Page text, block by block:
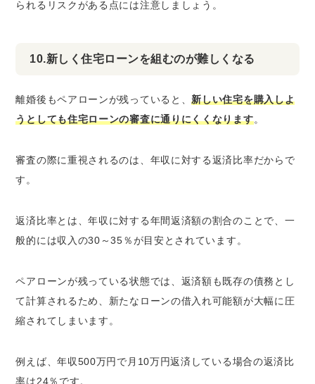
られるリスクがある点には注意しましょう。
10.新しく住宅ローンを組むのが難しくなる
離婚後もペアローンが残っていると、新しい住宅を購入しよ
うとしても住宅ローンの審査に通りにくくなります。
審査の際に重視されるのは、年収に対する返済比率だからで
す。
返済比率とは、年収に対する年間返済額の割合のことで、一
般的には収入の30～35％が目安とされています。
ペアローンが残っている状態では、返済額も既存の債務とし
て計算されるため、新たなローンの借入れ可能額が大幅に圧
縮されてしまいます。
例えば、年収500万円で月10万円返済している場合の返済比
率は24％です。